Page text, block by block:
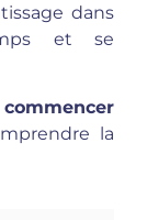
dans
et se
la